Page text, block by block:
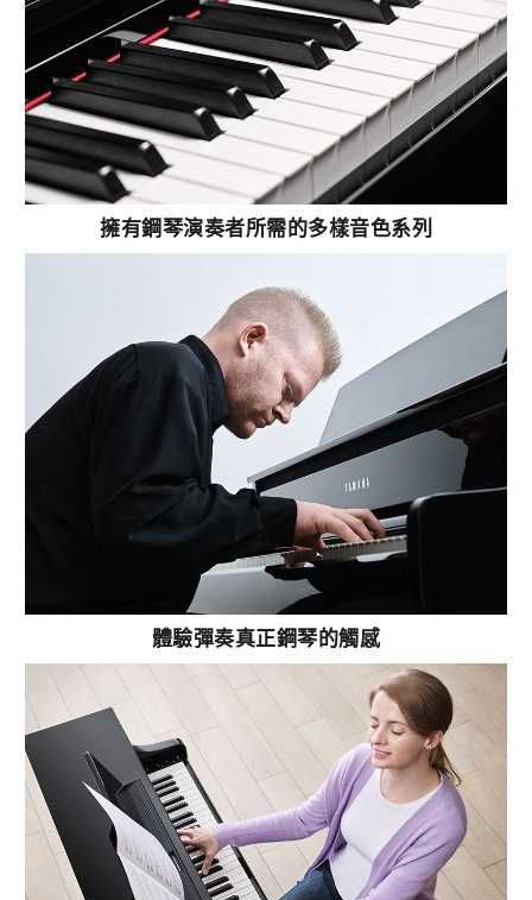
擁有鋼琴演奏者所需的多樣音色系列
體驗彈奏真正鋼琴的觸感